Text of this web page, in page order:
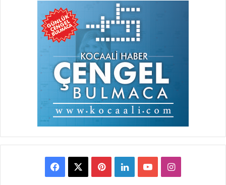
Facebook PinterestLinkedInYouTubeInstagram